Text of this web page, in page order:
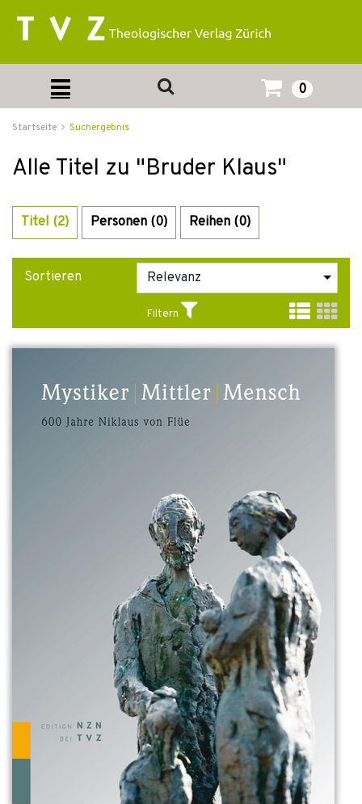
0
Startseite Suchergebnis
Alle Titel zu "Bruder Klaus"
Titel (2) Personen (0) Reihen (0)
Sortieren
Filtern